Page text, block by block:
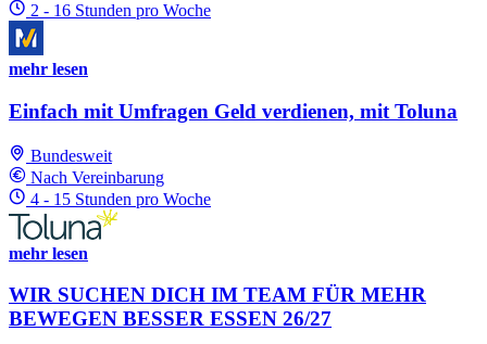
2 - 16 Stunden pro Woche
mehr lesen
Einfach mit Umfragen Geld verdienen, mit Toluna
Bundesweit
Nach Vereinbarung
4 - 15 Stunden pro Woche
mehr lesen
WIR SUCHEN DICH IM TEAM FÜR MEHR
BEWEGEN BESSER ESSEN 26/27